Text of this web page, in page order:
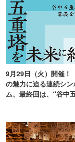
9月29日（火）開催！
の魅力に迫る連続シン
ム、最終回は、“谷中